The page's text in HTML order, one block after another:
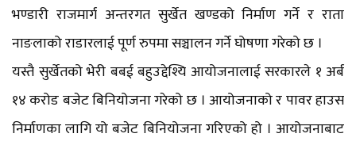
भण्डारी राजमार्ग अन्तरगत सुर्खेत खण्डको निर्माण गर्ने र राता
नाङलाको राडारलाई पूर्ण रुपमा सञ्चालन गर्ने घोषणा गरेको छ ।
यस्तै सुर्खेतको भेरी बबई बहुउद्देश्यि आयोजनालाई सरकारले १ अर्ब
१४ करोड बजेट बिनियोजना गरेको छ । आयोजनाको र पावर हाउस
निर्माणका लागि यो बजेट बिनियोजना गरिएको हो । आयोजनाबाट